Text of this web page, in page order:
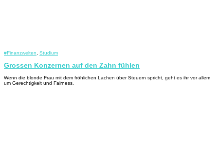
#Finanzwelten Studium
Grossen Konzernen auf den Zahn fühlen
Wenn die blonde Frau mit dem fröhlichen Lachen über Steuern spricht, geht es ihr vor allem
um Gerechtigkeit und Fairness.